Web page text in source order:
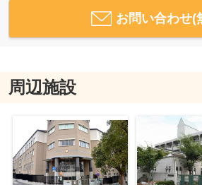
お問い合わせ(
周辺施設